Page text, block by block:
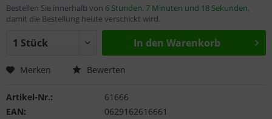
Bestellen Sie innerhalb von 6 Stunden, 7 Minuten und 18 Sekunden,
damit die Bestellung heute verschickt wird.
In den Warenkorb
Merken Bewerten
Artikel-Nr.:
61666
EAN:
0629162616661